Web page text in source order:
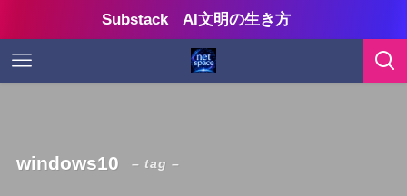
Substack AI文明の生き方
windows10 – tag –